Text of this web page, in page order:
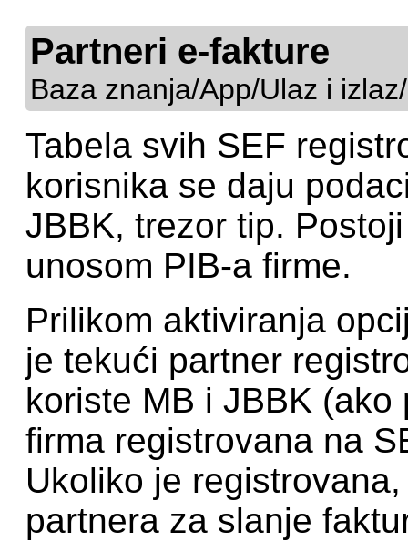
Partneri e-fakture
Baza znanja/App/Ulaz i
Tabela svih SEF
korisnika se daju
JBBK, trezor tip.
unosom PIB-a firme.
Prilikom aktiviranja
je tekući partner
koriste MB i JBBK
firma registrovana na
Ukoliko je
partnera za slanje